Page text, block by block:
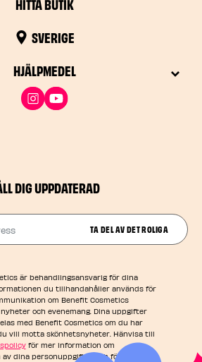
HITTA BUTIK
SVERIGE
HJÄLPMEDEL
DIG UPPDATERAD
TA DEL AV DET ROLIGA
är behandlingsansvarig för dina
du tillhandahåller används för
om Benefit Cosmetics
och evenemang. Dina uppgifter
med Benefit Cosmetics om du har
vill motta skönhetsnyheter. Hänvisa till
för mer information om
av dina personuppgifter och för att läsa